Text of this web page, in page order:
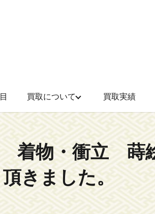
買取について 買取実績
着物・衝立 蒔
頂きました。